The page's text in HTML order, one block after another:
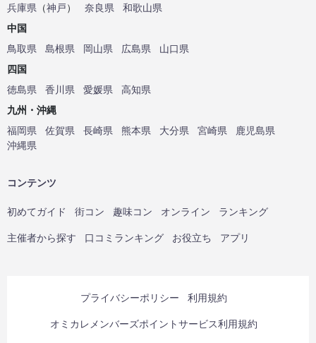
兵庫県 （神戸） 奈良県
和歌山県
中国
鳥取県
島根県 岡山県 広島県
山口県
四国
徳島県
香川県 愛媛県
高知県
九州・沖縄
福岡県
佐賀県 長崎県 熊本県 大分県 宮崎県
鹿児島県
沖縄県
コンテンツ
初めてガイド 街コン 趣味コン オンライン ランキング
主催者から探す 口コミランキング お役立ち アプリ
プライバシーポリシー 利用規約
オミカレメンバーズポイントサービス利用規約